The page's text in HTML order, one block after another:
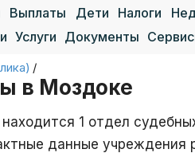
Выплаты Дети Налоги
Услуги Документы
/
в Моздоке
1 отдел
данные